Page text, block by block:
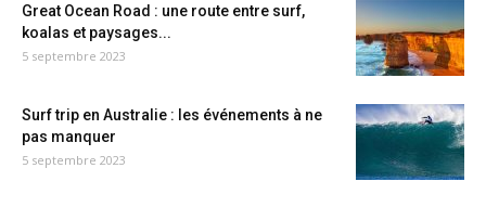
Great Ocean Road : une route entre surf,
koalas et paysages...
5 septembre 2023
Surf trip en Australie : les événements à ne
pas manquer
5 septembre 2023